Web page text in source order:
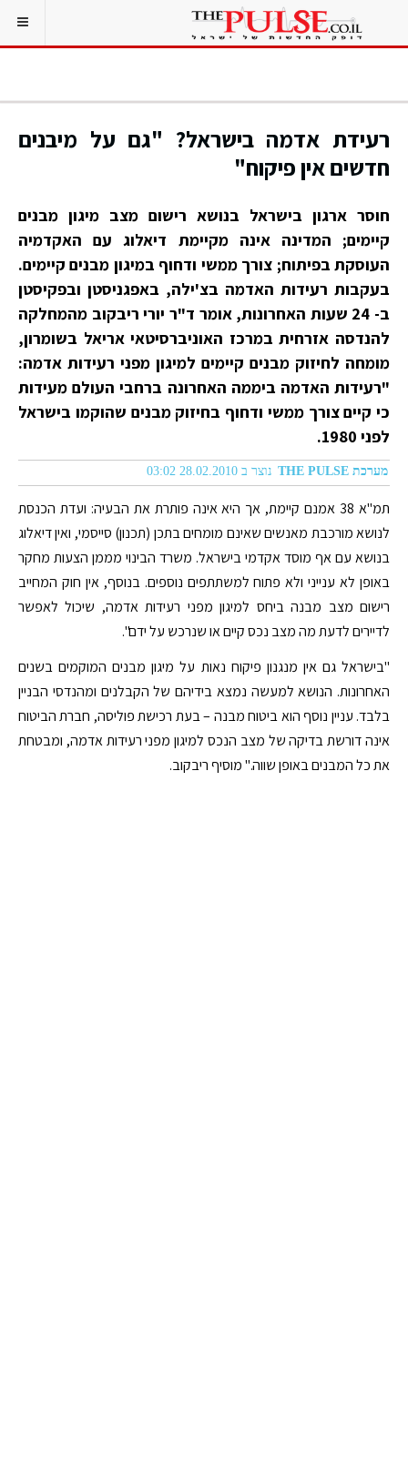
רעידת אדמה בישראל? "גם על מיבנים
חדשים אין פיקוח"
חוסר ארגון בישראל בנושא רישום מצב מיגון מבנים
קיימים; המדינה אינה מקיימת דיאלוג עם האקדמיה
העוסקת בפיתוח; צורך ממשי ודחוף במיגון מבנים קיימים.
בעקבות רעידות האדמה בצ'ילה, באפגניסטן ובפקיסטן
ב- 24 שעות האחרונות, אומר ד"ר יורי ריבקוב מהמחלקה
להנדסה אזרחית במרכז האוניברסיטאי אריאל בשומרון,
מומחה לחיזוק מבנים קיימים למיגון מפני רעידות אדמה:
"רעידות האדמה ביממה האחרונה ברחבי העולם מעידות
כי קיים צורך ממשי ודחוף בחיזוק מבנים שהוקמו בישראל
לפני 1980.
מערכת THE PULSE נוצר ב 28.02.2010 03:02
תמ"א 38 אמנם קיימת, אך היא אינה פותרת את הבעיה: ועדת הכנסת
לנושא מורכבת מאנשים שאינם מומחים בתכן (תכנון) סייסמי, ואין דיאלוג
בנושא עם אף מוסד אקדמי בישראל. משרד הבינוי מממן הצעות מחקר
באופן לא ענייני ולא פתוח למשתתפים נוספים. בנוסף, אין חוק המחייב
רישום מצב מבנה ביחס למיגון מפני רעידות אדמה, שיכול לאפשר
לדיירים לדעת מה מצב נכס קיים או שנרכש על ידם".
"בישראל גם אין מנגנון פיקוח נאות על מיגון מבנים המוקמים בשנים
האחרונות. הנושא למעשה נמצא בידיהם של הקבלנים ומהנדסי הבניין
בלבד. עניין נוסף הוא ביטוח מבנה – בעת רכישת פוליסה, חברת הביטוח
אינה דורשת בדיקה של מצב הנכס למיגון מפני רעידות אדמה, ומבטחת
את כל המבנים באופן שווה." מוסיף ריבקוב.